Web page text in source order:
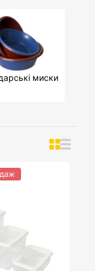
миски